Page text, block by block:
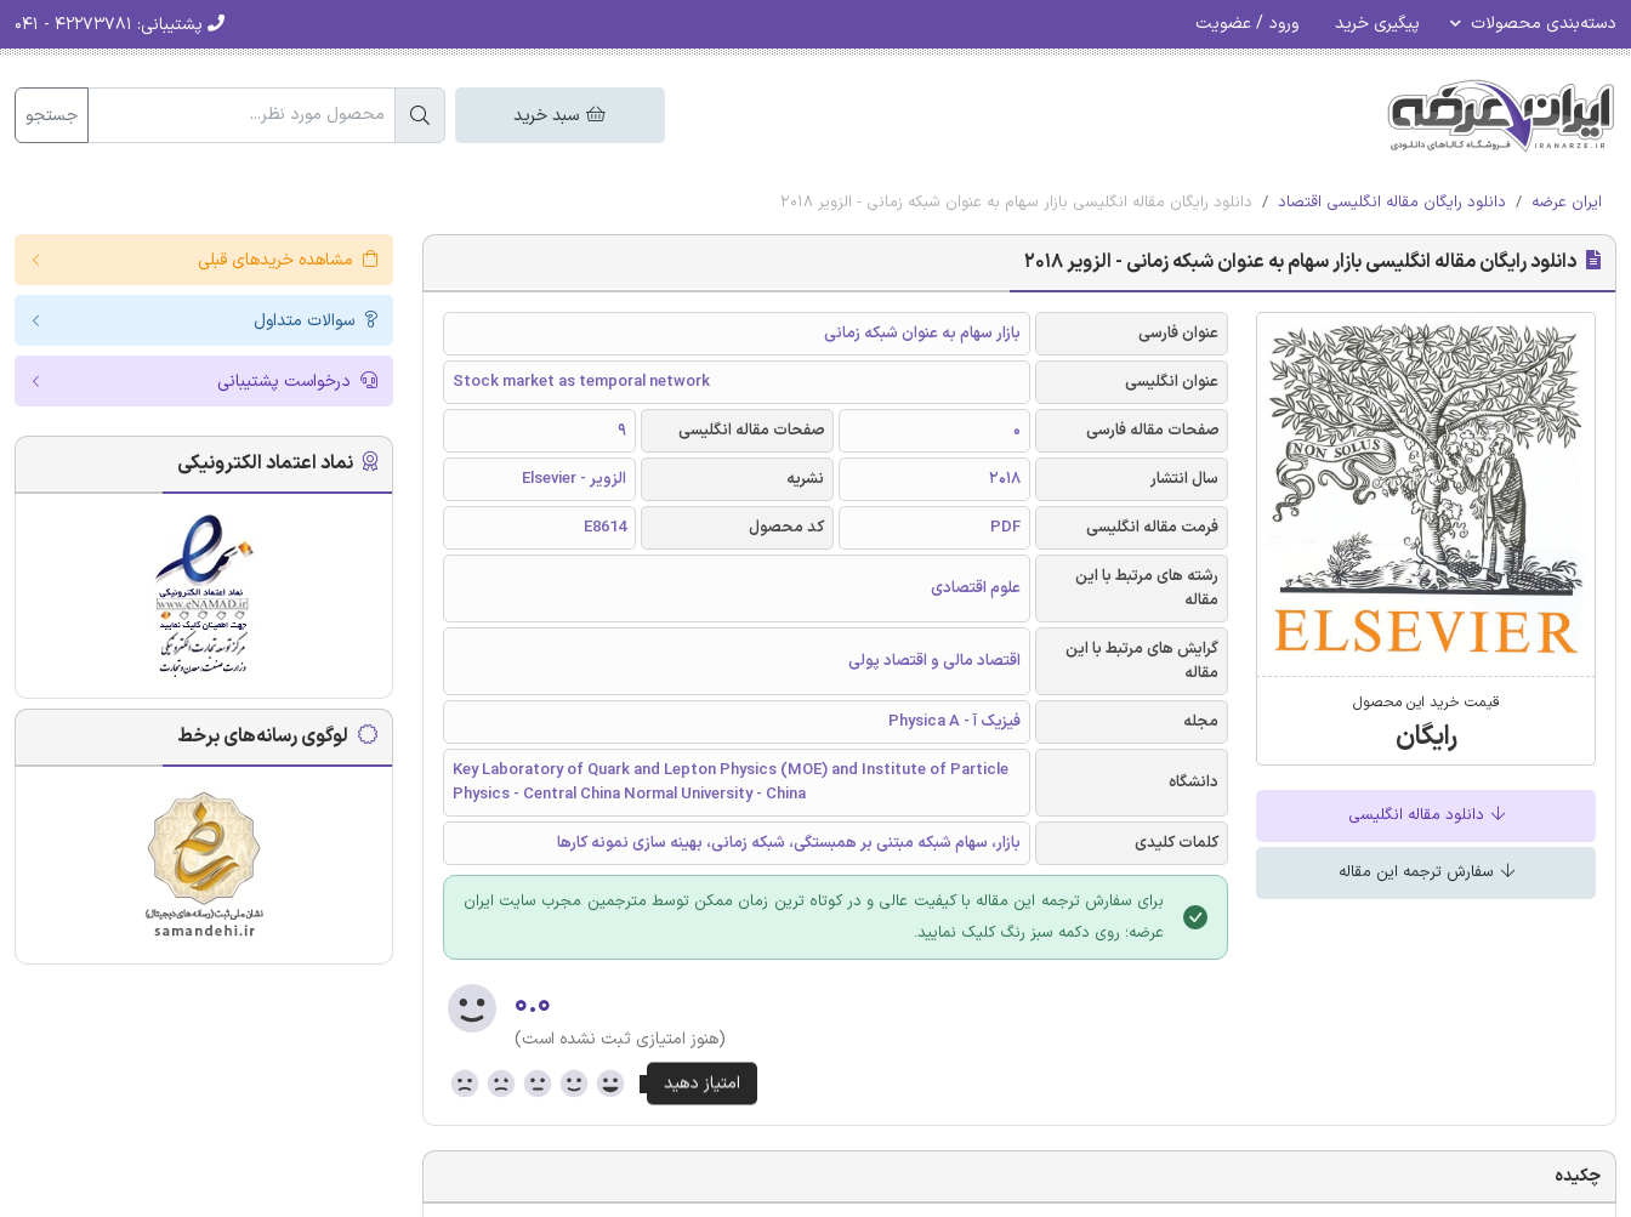
دسته‌بندی محصولات پیگیری خرید ورود / عضویت پشتیبانی:
سبد خرید جستجو
ایران عرضه دانلود رایگان مقاله انگلیسی اقتصاد دانلود رایگان مقاله انگلیسی بازار سهام به عنوان شبکه زمانی - الزویر 2018
دانلود رایگان مقاله انگلیسی بازار سهام به عنوان شبکه زمانی - الزویر 2018
قیمت خرید این محصول
رایگان
دانلود مقاله انگلیسی
سفارش ترجمه این مقاله
عنوان فارسی
بازار سهام به عنوان شبکه زمانی
عنوان انگلیسی
Stock market as temporal network
صفحات مقاله فارسی
0 صفحات مقاله انگلیسی
9
سال انتشار
2018 نشریه
الزویر - Elsevier
فرمت مقاله انگلیسی
PDF کد محصول
E8614
رشته های مرتبط با این
مقاله
علوم اقتصادی
گرایش های مرتبط با این
مقاله
اقتصاد مالی و اقتصاد پولی
مجله فیزیک آ - Physica A
دانشگاه
Key Laboratory of Quark and Lepton Physics (MOE) and Institute of Particle
Physics - Central China Normal University - China
کلمات کلیدی
بازار، سهام شبکه مبتنی بر همبستگی، شبکه زمانی، بهینه سازی نمونه کارها
برای سفارش ترجمه این مقاله با کیفیت عالی و در کوتاه ترین زمان ممکن توسط مترجمین مجرب سایت ایران
عرضه؛ روی دکمه سبز رنگ کلیک نمایید.
۰.۰
(هنوز امتیازی ثبت نشده است)
چکیده
مشاهده خریدهای قبلی
سوالات متداول
درخواست پشتیبانی
نماد اعتماد الکترونیکی
لوگوی رسانه‌های برخط